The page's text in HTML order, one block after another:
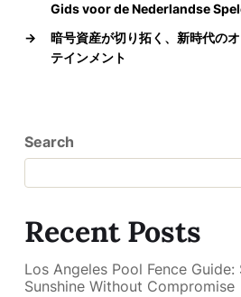
Gids voor de Nederlandse
→
暗号資産が切り拓く、新時代の
テインメント
Search
Recent Posts
Los Angeles Pool Fence
Sunshine Without Compromise